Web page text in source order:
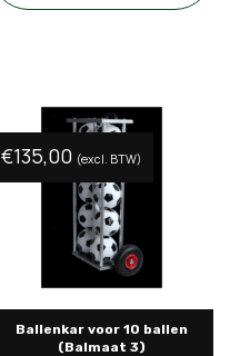
Ballenkar voor 10 ballen
(Balmaat 3)
€135,00 (excl. BTW)